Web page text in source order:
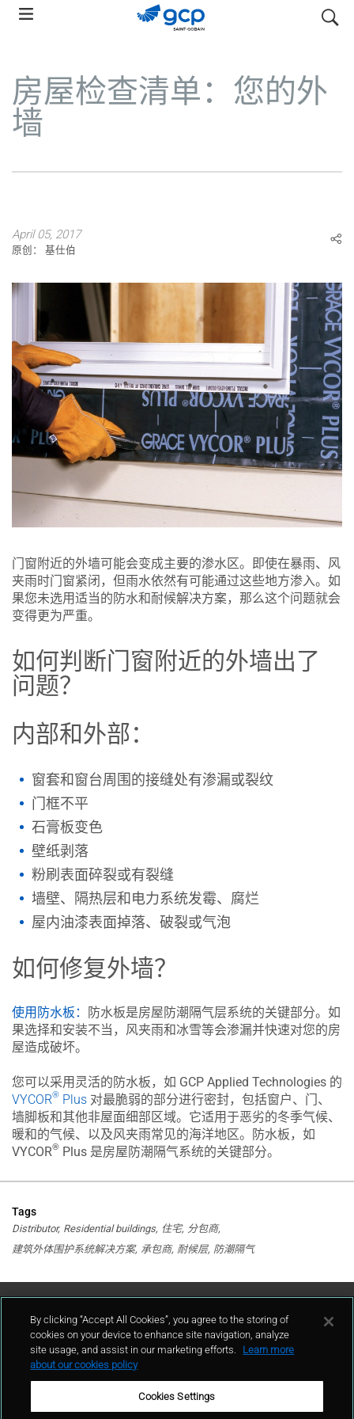
Skip
navigation
搜索
房屋检查清单：您的外
墙
April 05, 2017
原创： 基仕伯
门窗附近的外墙可能会变成主要的渗水区。即使在暴雨、风
夹雨时门窗紧闭，但雨水依然有可能通过这些地方渗入。如
果您未选用适当的防水和耐候解决方案，那么这个问题就会
变得更为严重。
如何判断门窗附近的外墙出了
问题？
内部和外部：
窗套和窗台周围的接缝处有渗漏或裂纹
门框不平
石膏板变色
壁纸剥落
粉刷表面碎裂或有裂缝
墙壁、隔热层和电力系统发霉、腐烂
屋内油漆表面掉落、破裂或气泡
如何修复外墙？
使用防水板：
防水板是房屋防潮隔气层系统的关键部分。如
果选择和安装不当，风夹雨和冰雪等会渗漏并快速对您的房
屋造成破坏。
您可以采用灵活的防水板，如 GCP Applied Technologies 的
VYCOR® Plus 对最脆弱的部分进行密封，包括窗户、门、
墙脚板和其他非屋面细部区域。它适用于恶劣的冬季气候、
暖和的气候、以及风夹雨常见的海洋地区。防水板，如
VYCOR® Plus 是房屋防潮隔气系统的关键部分。
Tags
Distributor Residential buildings 住宅 分包商
建筑外体围护系统解决方案 承包商 耐候层 防潮隔气
联系我们
By clicking “Accept All Cookies”, you agree to the storing of
cookies on your device to enhance site navigation, analyze
site usage, and assist in our marketing efforts.
Learn more
about our cookies policy
Cookies Settings